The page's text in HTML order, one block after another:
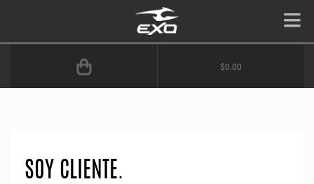
$0.00
SOY CLIENTE.